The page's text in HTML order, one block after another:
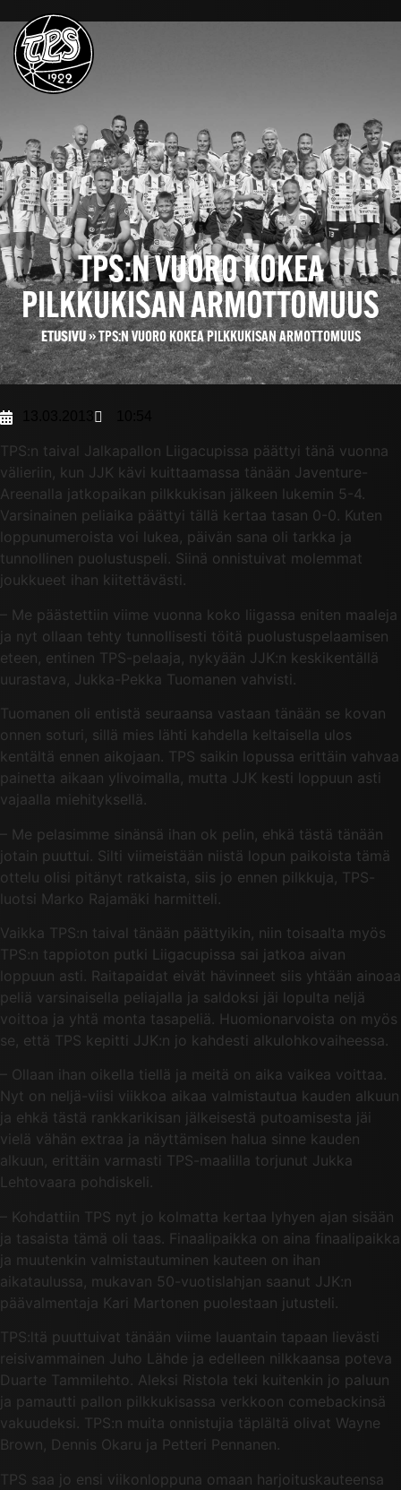
TPS:N VUORO KOKEA
PILKKUKISAN ARMOTTOMUUS
ETUSIVU»TPS:N VUORO KOKEA PILKKUKISAN ARMOTTOMUUS
TPS:n taival Jalkapallon Liigacupissa päättyi tänä vuonna
välieriin, kun JJK kävi kuittaamassa tänään Javenture-
Areenalla jatkopaikan pilkkukisan jälkeen lukemin 5-4.
Varsinainen peliaika päättyi tällä kertaa tasan 0-0. Kuten
loppunumeroista voi lukea, päivän sana oli tarkka ja
tunnollinen puolustuspeli. Siinä onnistuivat molemmat
joukkueet ihan kiitettävästi.
– Me päästettiin viime vuonna koko liigassa eniten maaleja
ja nyt ollaan tehty tunnollisesti töitä puolustuspelaamisen
eteen, entinen TPS-pelaaja, nykyään JJK:n keskikentällä
uurastava, Jukka-Pekka Tuomanen vahvisti.
Tuomanen oli entistä seuraansa vastaan tänään se kovan
onnen soturi, sillä mies lähti kahdella keltaisella ulos
kentältä ennen aikojaan. TPS saikin lopussa erittäin vahvaa
painetta aikaan ylivoimalla, mutta JJK kesti loppuun asti
vajaalla miehityksellä.
– Me pelasimme sinänsä ihan ok pelin, ehkä tästä tänään
jotain puuttui. Silti viimeistään niistä lopun paikoista tämä
ottelu olisi pitänyt ratkaista, siis jo ennen pilkkuja, TPS-
luotsi Marko Rajamäki harmitteli.
Vaikka TPS:n taival tänään päättyikin, niin toisaalta myös
TPS:n tappioton putki Liigacupissa sai jatkoa aivan
loppuun asti. Raitapaidat eivät hävinneet siis yhtään ainoaa
peliä varsinaisella peliajalla ja saldoksi jäi lopulta neljä
voittoa ja yhtä monta tasapeliä. Huomionarvoista on myös
se, että TPS kepitti JJK:n jo kahdesti alkulohkovaiheessa.
– Ollaan ihan oikella tiellä ja meitä on aika vaikea voittaa.
Nyt on neljä-viisi viikkoa aikaa valmistautua kauden alkuun
ja ehkä tästä rankkarikisan jälkeisestä putoamisesta jäi
vielä vähän extraa ja näyttämisen halua sinne kauden
alkuun, erittäin varmasti TPS-maalilla torjunut Jukka
Lehtovaara pohdiskeli.
– Kohdattiin TPS nyt jo kolmatta kertaa lyhyen ajan sisään
ja tasaista tämä oli taas. Finaalipaikka on aina finaalipaikka
ja muutenkin valmistautuminen kauteen on ihan
aikataulussa, mukavan 50-vuotislahjan saanut JJK:n
päävalmentaja Kari Martonen puolestaan jutusteli.
TPS:ltä puuttuivat tänään viime lauantain tapaan lievästi
reisivammainen Juho Lähde ja edelleen nilkkaansa poteva
Duarte Tammilehto. Aleksi Ristola teki kuitenkin jo paluun
ja pamautti pallon pilkkukisassa verkkoon comebackinsä
vakuudeksi. TPS:n muita onnistujia täplältä olivat Wayne
Brown, Dennis Okaru ja Petteri Pennanen.
TPS saa jo ensi viikonloppuna omaan harjoituskauteensa